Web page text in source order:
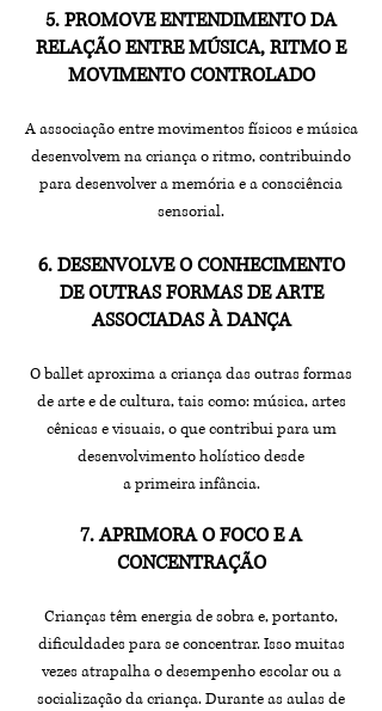
5. PROMOVE ENTENDIMENTO DA
RELAÇÃO ENTRE MÚSICA, RITMO E
MOVIMENTO CONTROLADO
A associação entre movimentos físicos e música
desenvolvem na criança o ritmo, contribuindo
para desenvolver a memória e a consciência
sensorial.
6. DESENVOLVE O CONHECIMENTO
DE OUTRAS FORMAS DE ARTE
ASSOCIADAS À DANÇA
O ballet aproxima a criança das outras formas
de arte e de cultura, tais como: música, artes
cênicas e visuais, o que contribui para um
desenvolvimento holístico desde
a primeira infância.
7. APRIMORA O FOCO E A
CONCENTRAÇÃO
Crianças têm energia de sobra e, portanto,
dificuldades para se concentrar. Isso muitas
vezes atrapalha o desempenho escolar ou a
socialização da criança. Durante as aulas de